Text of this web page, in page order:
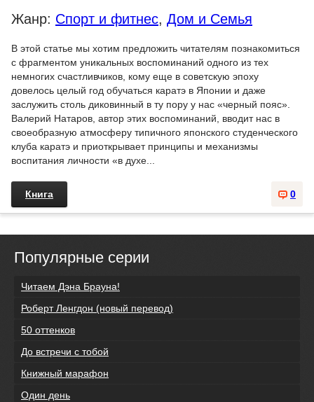
Жанр: Спорт и фитнес, Дом и Семья
В этой статье мы хотим предложить читателям познакомиться
с фрагментом уникальных воспоминаний одного из тех
немногих счастливчиков, кому еще в советскую эпоху
довелось целый год обучаться каратэ в Японии и даже
заслужить столь диковинный в ту пору у нас «черный пояс».
Валерий Натаров, автор этих воспоминаний, вводит нас в
своеобразную атмосферу типичного японского студенческого
клуба каратэ и приоткрывает принципы и механизмы
воспитания личности «в духе...
0
Книга
Популярные серии
Читаем Дэна Брауна!
Роберт Ленгдон (новый перевод)
50 оттенков
До встречи с тобой
Книжный марафон
Один день